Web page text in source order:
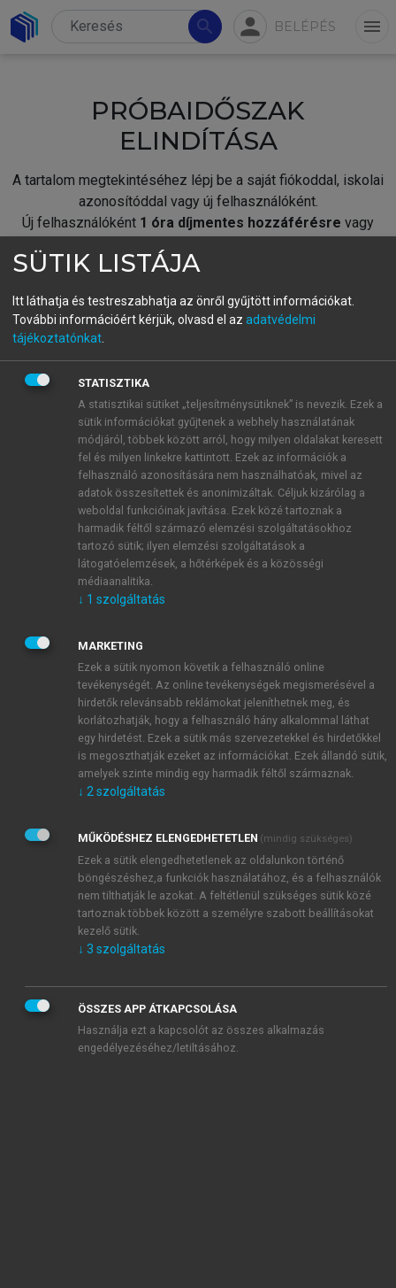
search person BELÉPÉS menu
PRÓBAIDŐSZAK
ELINDÍTÁSA
A tartalom megtekintéséhez lépj be a saját fiókoddal, iskolai
azonosítóddal vagy új felhasználóként.
Új felhasználóként 1 óra díjmentes hozzáférésre vagy
fiókoddal,vagy hozz létre új fiókot.
A regisztráció után apróbaidőszakautomatikusan
BELÉPÉS SAJÁT FIÓKKAL
ÚJ FIÓK LÉTREHOZÁSA
1 óra díjmentes hozzáférés
E-MAIL-CÍM
JELSZÓ
JELSZÓ ÚJRA
Kérek értesítést a MeRSZ újdonságairól, akcióiról.
Kérek értesítést az Akadémiai Kiadó Zrt. újdonságairól,
Adatkezelési tájékoztatóbanfoglaltakat tudomásul
veszem és elfogadom.
Általános vásárlási feltételeket, valamint a szotar.netés a
mersz.huoldalak licencszerződéseiben foglaltakat
tudomásul veszem és elfogadom.
KIPRÓBÁLOM
SÜTIK LISTÁJA
Itt láthatja és testreszabhatja az önről gyűjtött információkat.
További információért kérjük, olvasd el az adatvédelmi
tájékoztatónkat
STATISZTIKA
A statisztikai sütiket „teljesítménysütiknek” is nevezik. Ezek a
sütik információkat gyűjtenek a webhely használatának
módjáról, többek között arról, hogy milyen oldalakat keresett
fel és milyen linkekre kattintott. Ezek az információk a
felhasználó azonosítására nem használhatóak, mivel az
adatok összesítettek és anonimizáltak. Céljuk kizárólag a
weboldal funkcióinak javítása. Ezek közé tartoznak a
harmadik féltől származó elemzési szolgáltatásokhoz
tartozó sütik; ilyen elemzési szolgáltatások a
látogatóelemzések, a hőtérképek és a közösségi
médiaanalitika.
↓ 1 szolgáltatás
MARKETING
Ezek a sütik nyomon követik a felhasználó online
tevékenységét. Az online tevékenységek megismerésével a
hirdetők relevánsabb reklámokat jeleníthetnek meg, és
korlátozhatják, hogy a felhasználó hány alkalommal láthat
egy hirdetést. Ezek a sütik más szervezetekkel és hirdetőkkel
is megoszthatják ezeket az információkat. Ezek állandó sütik,
amelyek szinte mindig egy harmadik féltől származnak.
↓ 2 szolgáltatás
MŰKÖDÉSHEZ ELENGEDHETETLEN (mindig szükséges)
Ezek a sütik elengedhetetlenek az oldalunkon történő
böngészéshez,a funkciók használatához, és a felhasználók
nem tilthatják le azokat. A feltétlenül szükséges sütik közé
tartoznak többek között a személyre szabott beállításokat
kezelő sütik.
↓ 3 szolgáltatás
ÖSSZES APP ÁTKAPCSOLÁSA
Használja ezt a kapcsolót az összes alkalmazás
engedélyezéséhez/letiltásához.